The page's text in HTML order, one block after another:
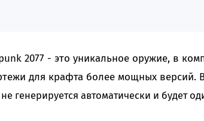
2077 - это уникальное оружие, в
для крафта более мощных версий.
генерируется автоматически и будет